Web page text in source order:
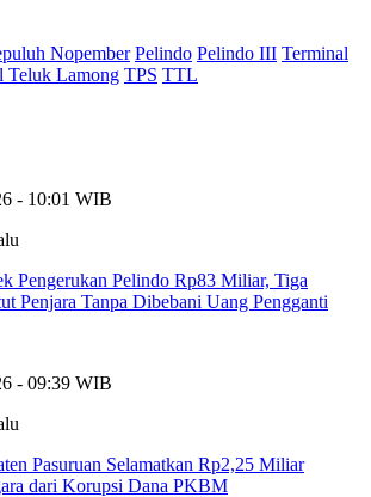
Nopember Pelindo Pelindo III Terminal
Teluk Lamong TPS TTL
- 10:01 WIB
Pengerukan Pelindo Rp83 Miliar, Tiga
Penjara Tanpa Dibebani Uang Pengganti
- 09:39 WIB
Pasuruan Selamatkan Rp2,25 Miliar
dari Korupsi Dana PKBM